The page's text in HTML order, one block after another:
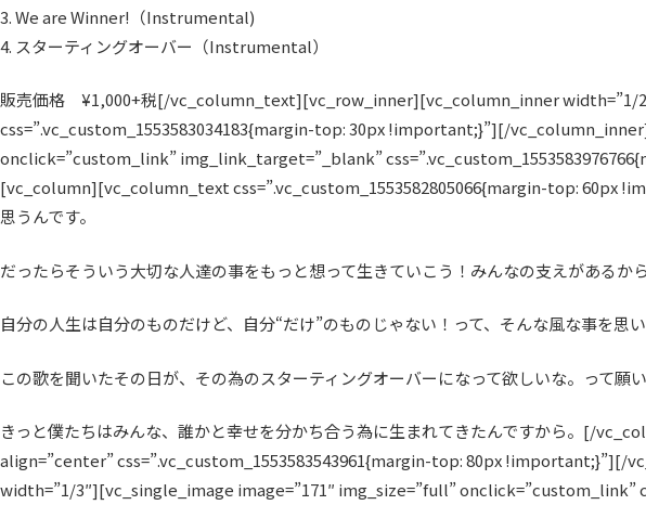
3. We are Winner!（Instrumental)
4. スターティングオーバー（Instrumental）
販売価格 ¥1,000+税[/vc_column_text][vc_row_inner][vc_column_inner width=”1/
css=”.vc_custom_1553583034183{margin-top: 30px !important;}”][/
onclick=”custom_link” img_link_target=”_blank”
[vc_column][vc_column_text css=”.vc_custom_1553582805066{margin-top: 60px
思うんです。
だったらそういう大切な人達の事をもっと想って生きていこう！みんなの支えがあるか
自分の人生は自分のものだけど、自分“だけ”のものじゃない！って、そんな風な事を思
この歌を聞いたその日が、その為のスターティングオーバーになって欲しいな。って願
きっと僕たちはみんな、誰かと幸せを分かち合う為に生まれてきたんですから。[/
align=”center” css=”.vc_custom_1553583543961{margin-top: 80px
width=”1/3″][vc_single_image image=”171″ img_size=”full”